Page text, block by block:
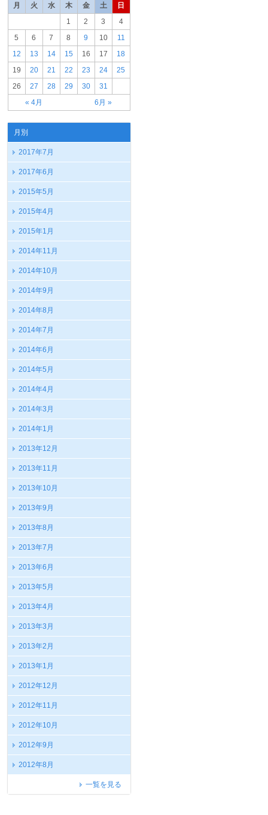
月
火 水 木 金 土 日
« 4月 6月 »
1 2 3
4
5
6 7 8 9 10
11
12
13 14 15 16 17
18
19
20 21 22 23 24
25
26
27 28 29 30 31
月別
2017年7月
2017年6月
2015年5月
2015年4月
2015年1月
2014年11月
2014年10月
2014年9月
2014年8月
2014年7月
2014年6月
2014年5月
2014年4月
2014年3月
2014年1月
2013年12月
2013年11月
2013年10月
2013年9月
2013年8月
2013年7月
2013年6月
2013年5月
2013年4月
2013年3月
2013年2月
2013年1月
2012年12月
2012年11月
2012年10月
2012年9月
2012年8月
一覧を見る